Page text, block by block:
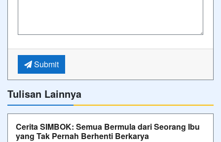
Submit
Tulisan Lainnya
Cerita SIMBOK: Semua Bermula dari Seorang Ibu
yang Tak Pernah Berhenti Berkarya